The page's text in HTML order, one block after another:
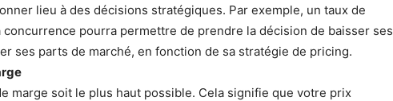
lieu à des décisions stratégiques. Par exemple, un taux de
pourra permettre de prendre la décision de baisser ses
ses parts de marché, en fonction de sa stratégie de pricing.
marge soit le plus haut possible. Cela signifie que votre prix